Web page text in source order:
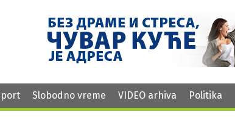
Slobodno vreme VIDEO arhiva Politika